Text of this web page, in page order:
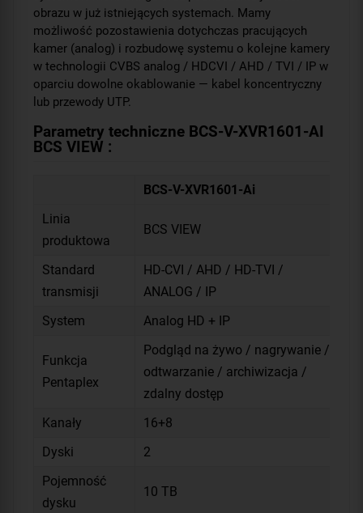
obrazu w już istniejących systemach. Mamy
możliwość pozostawienia dotychczas pracujących
kamer (analog) i rozbudowę systemu o kolejne kamery
w technologii CVBS analog / HDCVI / AHD / TVI / IP w
oparciu dowolne okablowanie — kabel koncentryczny
lub przewody UTP.
Parametry techniczne BCS-V-XVR1601-AI
BCS VIEW :
BCS-V-XVR1601-Ai
Linia
produktowa
BCS VIEW
Standard
transmisji
HD-CVI / AHD / HD-TVI /
ANALOG / IP
System
Analog HD + IP
Funkcja
Pentaplex
Podgląd na żywo / nagrywanie /
odtwarzanie / archiwizacja /
zdalny dostęp
Kanały
16+8
Dyski
2
Pojemność
dysku
10 TB